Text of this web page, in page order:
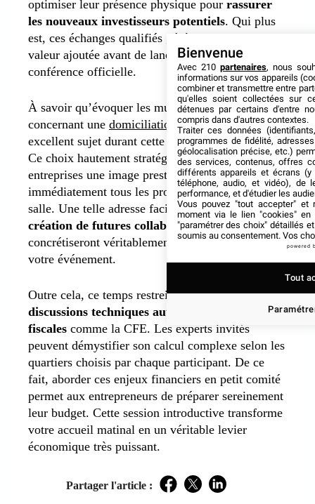
optimiser leur présence physique pour rassurer
les nouveaux investisseurs potentiels. Qui plus
est, ces échanges qualifiés génèrent une forte
valeur ajoutée avant de lancer la grande
conférence officielle.
À savoir qu’évoquer les multiples atouts
concernant une domiciliation à Parisdevient un
excellent sujet durant cette phase de préparation.
Ce choix hautement stratégique donne aux
entreprises une image prestigieuse qui rassure
immédiatement tous les prospects présents dans la
salle. Une telle adresse facilite grandement la
création de futures collaborationsqui se
concrétiseront véritablement pendant le reste de
votre événement.
Outre cela, ce temps restreint favorise aussi les
discussions techniques autour des obligations
fiscales comme la CFE. Les experts invités
peuvent démystifier son calcul complexe selon les
quartiers choisis par chaque participant. De ce
fait, aborder ces enjeux financiers en petit comité
permet aux entrepreneurs de préparer sereinement
leur budget. Cette session introductive transforme
votre accueil matinal en un véritable levier
économique très puissant.
Partager l'article : Facebook
TwitterLinkedIn
Bienvenue
Avec 210 partenaires, nous
informations sur vos appareils
combiner et transmettre entre
qu'elles soient collectées sur
détenues par certains d'entre
compris dans d'autres contextes.
Traiter ces données
programmes de fidélité,
géolocalisation précise, etc.)
des services, contenus, offres
différents appareils et écrans (y
téléphone, audio, et vidéo), de
performance, et d'étudier les
Vous pouvez "tout accepter" et
moment via le lien "cookies" en
"paramétrer des choix" détaillés
soumis au consentement. Vos
powered
Tout